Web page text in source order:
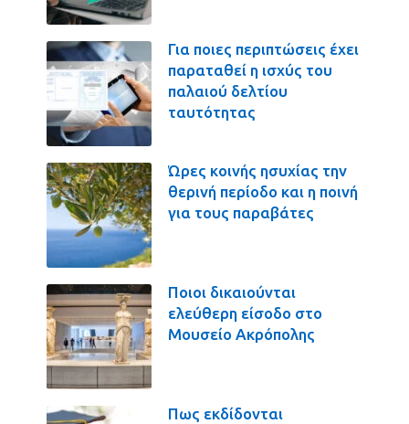
Για ποιες περιπτώσεις έχει
παραταθεί η ισχύς του
παλαιού δελτίου
ταυτότητας
Ώρες κοινής ησυχίας την
θερινή περίοδο και η ποινή
για τους παραβάτες
Ποιοι δικαιούνται
ελεύθερη είσοδο στο
Μουσείο Ακρόπολης
Πως εκδίδονται